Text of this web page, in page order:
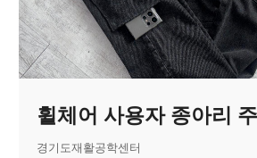
휠체어 사용자 종아리
경기도재활공학센터